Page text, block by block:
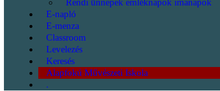
Rendi ünnepek emléknapok imanapok
E-napló
E-menza
Classroom
Levelezés
Keresés
Alapfokú Művészeti Iskola
.